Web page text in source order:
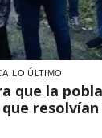
LO ÚLTIMO
que la